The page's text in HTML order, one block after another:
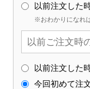
以前注文した
※おわかりになれ
以前注文した
今回初めて注